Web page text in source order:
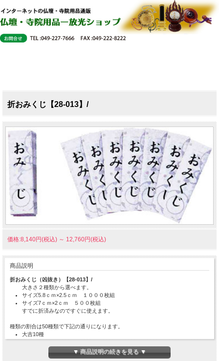
折おみくじ【28-013】/
価格:8,140円(税込) ～ 12,760円(税込)
商品説明
折おみくじ（凶抜き）【28-013】/
大きさ２種類から選べます。
サイズ5.8ｃｍ×2.5ｃｍ １０００枚組
サイズ7ｃｍ×2ｃｍ ５００枚組
すでに折済みなのですぐに使えます。
種類の割合は50種類で下記の通りになります。
大吉10種
中吉9種
小吉7種
吉12種
▼ 商品説明の続きを見る ▼